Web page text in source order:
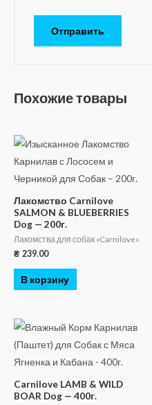
Похожие товары
Лакомство Carnilove
SALMON & BLUEBERRIES
Dog — 200г.
Лакомства для собак «Carnilove»
₴ 239.00
В корзину
Carnilove LAMB & WILD
BOAR Dog — 400г.